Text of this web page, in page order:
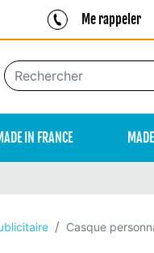
Me rappeler
IN FRANCE
Casque